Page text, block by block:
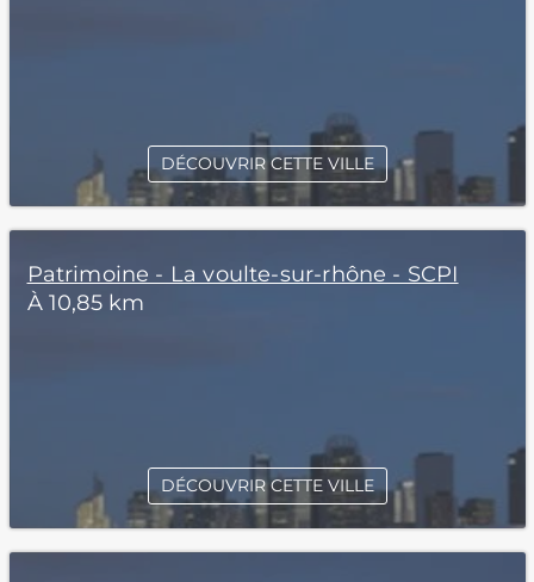
DÉCOUVRIR CETTE VILLE
Patrimoine - La voulte-sur-rhône - SCPI
À 10,85 km
DÉCOUVRIR CETTE VILLE